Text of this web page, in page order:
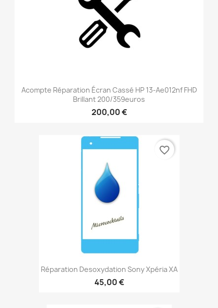
Acompte Réparation Écran Cassé HP 13-Ae012nf FHD
Brillant 200/359euros
200,00 €
Réparation Desoxydation Sony Xpéria XA
45,00 €
favorite_border